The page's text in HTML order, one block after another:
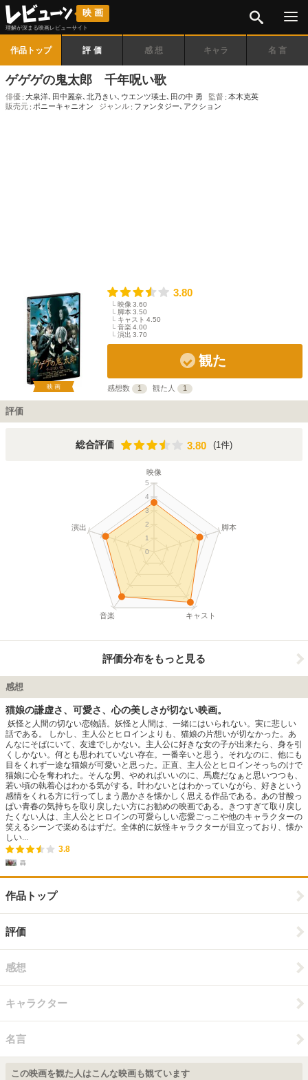
映画
理解が深まる映画レビューサイト
作品トップ 評価 感想 キャラ 名言
ゲゲゲの鬼太郎 千年呪い歌
俳優 大泉洋､ 田中麗奈､ 北乃きい､ ウエンツ瑛士､ 田の中 勇 監督
本木克英
販売元
ポニーキャニオン ジャンル ファンタジー､ アクション
映画
3.80
映像 3.60
脚本3.50
キャスト 4.50
音楽4.00
演出 3.70
観た
感想数 1 観た人 1
評価
総合評価 3.80
3.80 (1件)
映像
脚本
キャスト
音楽
演出
0
1
2
3
4
5
評価分布をもっと見る
感想
猫娘の謙虚さ、可愛さ、心の美しさが切ない映画。
妖怪と人間の切ない恋物語。妖怪と人間は、一緒にはいられない。実に悲しい
話である。 しかし、主人公とヒロインよりも、猫娘の片想いが切なかった。あ
んなにそばにいて、友達でしかない。主人公に好きな女の子が出来たら、身を引
くしかない。何とも思われていない存在。一番辛いと思う。それなのに、他にも
目をくれず一途な猫娘が可愛いと思った。正直、主人公とヒロインそっちのけで
猫娘に心を奪われた。そんな男、やめればいいのに、馬鹿だなぁと思いつつも、
若い頃の執着心はわかる気がする。叶わないとはわかっていながら、好きという
感情をくれる方に行ってしまう愚かさを懐かしく思える作品である。あの甘酸っ
ぱい青春の気持ちを取り戻したい方にお勧めの映画である。きつすぎて取り戻し
たくない人は、主人公とヒロインの可愛らしい恋愛ごっこや他のキャラクターの
笑えるシーンで楽めるはずだ。全体的に妖怪キャラクターが目立っており、懐か
しい...
3.8
轟
作品トップ
評価
感想
キャラクター
名言
この映画を観た人はこんな映画も観ています